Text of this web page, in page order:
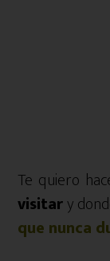
Te quiero
visitary
que nunca